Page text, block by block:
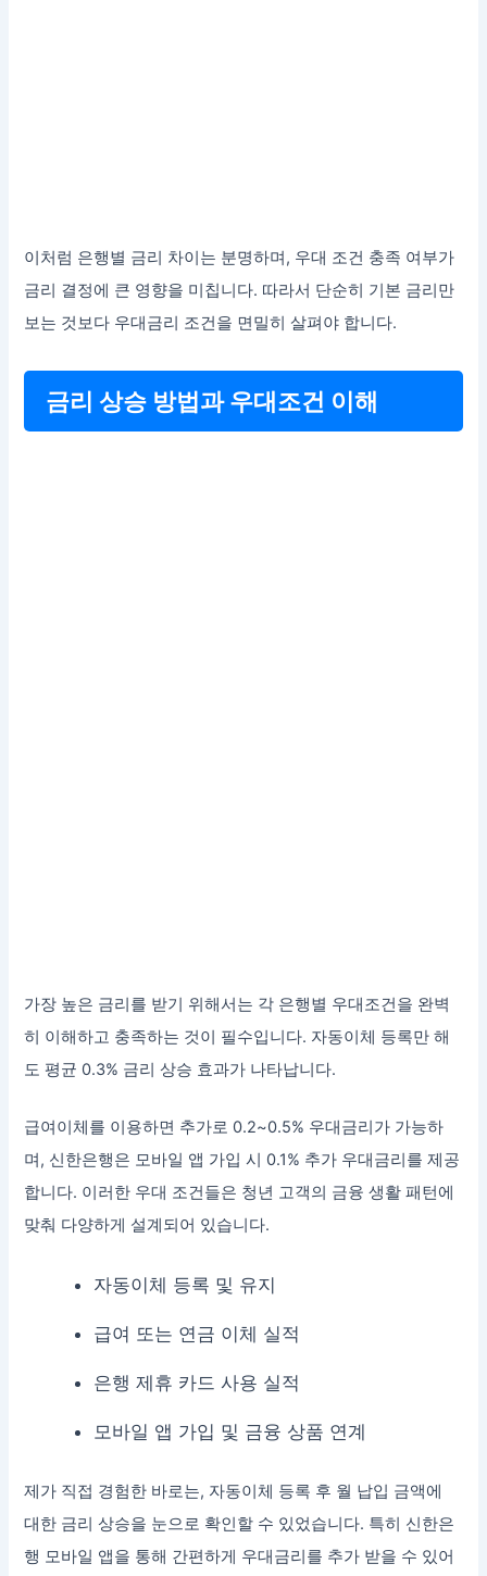
이처럼 은행별 금리 차이는 분명하며, 우대 조건 충족 여부가
금리 결정에 큰 영향을 미칩니다. 따라서 단순히 기본 금리만
보는 것보다 우대금리 조건을 면밀히 살펴야 합니다.
금리 상승 방법과 우대조건 이해
가장 높은 금리를 받기 위해서는 각 은행별 우대조건을 완벽
히 이해하고 충족하는 것이 필수입니다. 자동이체 등록만 해
도 평균 0.3% 금리 상승 효과가 나타납니다.
급여이체를 이용하면 추가로 0.2~0.5% 우대금리가 가능하
며, 신한은행은 모바일 앱 가입 시 0.1% 추가 우대금리를 제공
합니다. 이러한 우대 조건들은 청년 고객의 금융 생활 패턴에
맞춰 다양하게 설계되어 있습니다.
자동이체 등록 및 유지
급여 또는 연금 이체 실적
은행 제휴 카드 사용 실적
모바일 앱 가입 및 금융 상품 연계
제가 직접 경험한 바로는, 자동이체 등록 후 월 납입 금액에
대한 금리 상승을 눈으로 확인할 수 있었습니다. 특히 신한은
행 모바일 앱을 통해 간편하게 우대금리를 추가 받을 수 있어